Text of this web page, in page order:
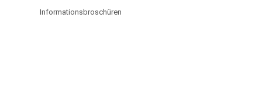
Informationsbroschüren